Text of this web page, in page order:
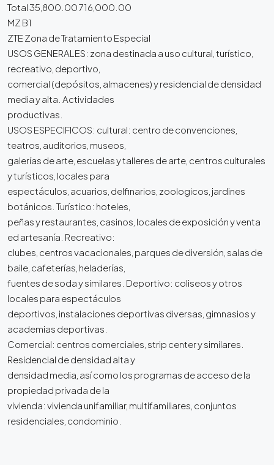
Total 35,800.00 716,000.00
MZ B1
ZTE Zona de Tratamiento Especial
USOS GENERALES: zona destinada a uso cultural, turístico,
recreativo, deportivo,
comercial (depósitos, almacenes) y residencial de densidad
media y alta. Actividades
productivas.
USOS ESPECIFICOS: cultural: centro de convenciones,
teatros, auditorios, museos,
galerías de arte, escuelas y talleres de arte, centros culturales
y turísticos, locales para
espectáculos, acuarios, delfinarios, zoologicos, jardines
botánicos. Turístico: hoteles,
peñas y restaurantes, casinos, locales de exposición y venta
ed artesanía. Recreativo:
clubes, centros vacacionales, parques de diversión, salas de
baile, cafeterías, heladerías,
fuentes de soda y similares. Deportivo: coliseos y otros
locales para espectáculos
deportivos, instalaciones deportivas diversas, gimnasios y
academias deportivas.
Comercial: centros comerciales, strip center y similares.
Residencial de densidad alta y
densidad media, así como los programas de acceso de la
propiedad privada de la
vivienda: vivienda unifamiliar, multifamiliares, conjuntos
residenciales, condominio.